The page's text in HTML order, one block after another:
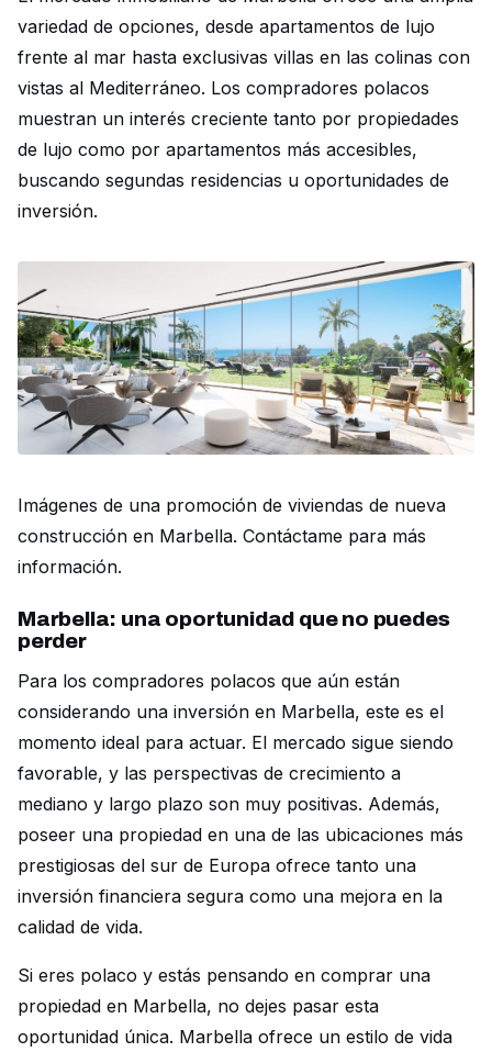
variedad de opciones, desde apartamentos de lujo
frente al mar hasta exclusivas villas en las colinas con
vistas al Mediterráneo. Los compradores polacos
muestran un interés creciente tanto por propiedades
de lujo como por apartamentos más accesibles,
buscando segundas residencias u oportunidades de
inversión.
Imágenes de una promoción de viviendas de nueva
construcción en Marbella. Contáctame para más
información.
Marbella: una oportunidad que no puedes
perder
Para los compradores polacos que aún están
considerando una inversión en Marbella, este es el
momento ideal para actuar. El mercado sigue siendo
favorable, y las perspectivas de crecimiento a
mediano y largo plazo son muy positivas. Además,
poseer una propiedad en una de las ubicaciones más
prestigiosas del sur de Europa ofrece tanto una
inversión financiera segura como una mejora en la
calidad de vida.
Si eres polaco y estás pensando en comprar una
propiedad en Marbella, no dejes pasar esta
oportunidad única. Marbella ofrece un estilo de vida